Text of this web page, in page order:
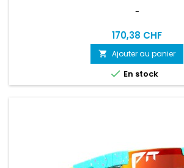
-
170,38 CHF
 Ajouter au panier
 En stock